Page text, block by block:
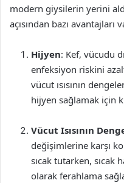
modern giysilerin yerini
açısından bazı avantajları
Hijyen: Kef, vücudu
enfeksiyon riskini
vücut ısısının
hijyen sağlamak için
Vücut Isısının
değişimlerine karşı
sıcak tutarken, sıcak
olarak ferahlama